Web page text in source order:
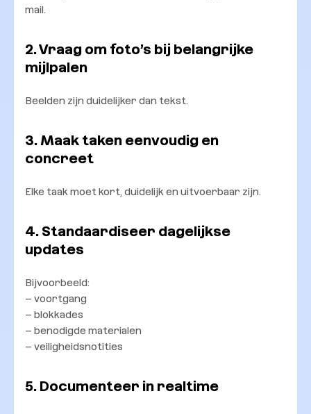
mail.
2. Vraag om foto’s bij belangrijke
mijlpalen
Beelden zijn duidelijker dan tekst.
3. Maak taken eenvoudig en
concreet
Elke taak moet kort, duidelijk en uitvoerbaar zijn.
4. Standaardiseer dagelijkse
updates
Bijvoorbeeld:
– voortgang
– blokkades
– benodigde materialen
– veiligheidsnotities
5. Documenteer in realtime